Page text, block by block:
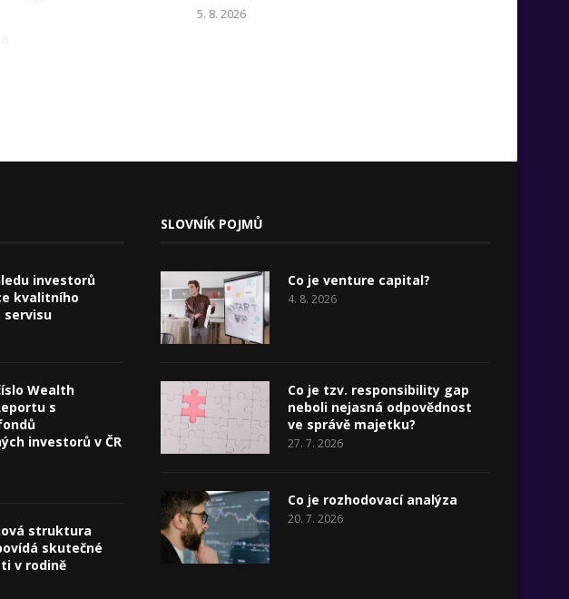
5. 8. 2026
investorů
kvalitního
servisu
Wealth
s
investorů v ČR
struktura
skutečné
v rodině
SLOVNÍK POJMŮ
Co je venture capital?
4. 8. 2026
Co je tzv. responsibility gap
neboli nejasná odpovědnost
ve správě majetku?
27. 7. 2026
Co je rozhodovací analýza
20. 7. 2026